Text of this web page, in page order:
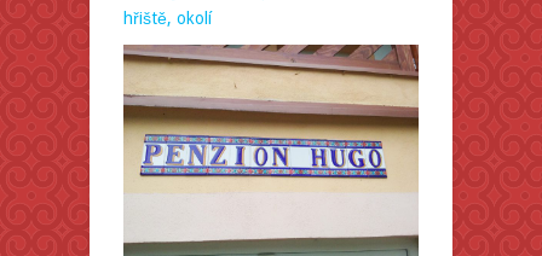
hřiště, okolí